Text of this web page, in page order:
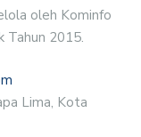
oleh Kominfo
Tahun 2015.
Lima, Kota